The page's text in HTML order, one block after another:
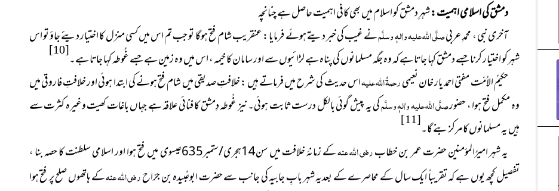
دمشق کی اسلامی اہمیت :شہرِ دمشق کو اسلام میں بھی کافی اہمیت حاصل ہے چنانچہ
آخری نبی ، محمدِ عربیصلَّی اللہ علیہ واٰلہٖ وسلَّمنے غیب کی خبر دیتے ہوئے فرمایا : عنقریب شام فتح ہوگا تو جب تم اس میں کسی منزل کا اختیار دیئے جاؤ تو اس
شہر کو اختیار کرنا جسے دمشق کہا جاتا ہے کہ وہ جگہ مسلمانوں کی پناہ ہے لڑائیوں سے اور سامان کا خیمہ ، اس میں وہ زمین ہے جسے غُوطہ کہا جاتا ہے۔[10]
حکیمُ الاُمّت مفتی احمد یار خان نعیمیرحمۃُ اللہ علیہاس حدیث کی شرح میں فرماتے ہیں : خلافتِ صدیقی میں شام فتح ہونے کی ابتدا ہوئی اور خلافتِ فاروقی میں
وہ مکمل فتح ہوا ، حضورصلَّی اللہ علیہ واٰلہٖ وسلَّمکی یہ پیش گوئی بالکل درست ثابت ہوئی۔ نیز غُوطہ دِمشق کا فنائی علاقہ ہے جہاں باغات کھیت وغیرہ کثرت سے
ہیں یہ مسلمانوں کا مرکز بنے گا۔[11]
یہ شہر امیرُالمؤمنین حضرت عمر بن خطابرضی اللہ عنہ
کے زمانۂ خلافت میں سن14ہجری/ستمبر635عیسوی میں فتح ہوا اور اسلامی سلطنت کا حصہ بنا ،
تفصیل کچھ یوں ہے کہ تقریباً ایک سال کے محاصرے کے بعدیہ شہر بابِ جابیہ کی جانب سے حضرت ابوعُبیدہ بن جرّاحرضی اللہ عنہکے ہاتھوں صلح پر فتحہوا